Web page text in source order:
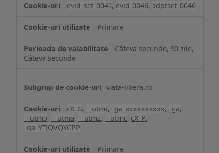
evid_set_0046, evid_0046, adptset_0046
Primare
Câteva secunde, 90 zile,
Câteva secunde
viata-libera.ro
cX_G, __utmt, _ga_xxxxxxxxxx, _ga,
__utmb, __utma, __utmz, __utmc, cX_P,
_ga_YTJQVQYCPP
Primare